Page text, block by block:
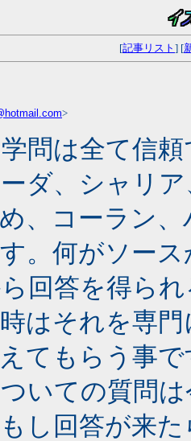
[記事リスト ] [
>
問は全て信
ダ、シャリ
、コーラン
。何がソー
回答を得ら
はそれを専
てもらう事
いての質問
し回答が来